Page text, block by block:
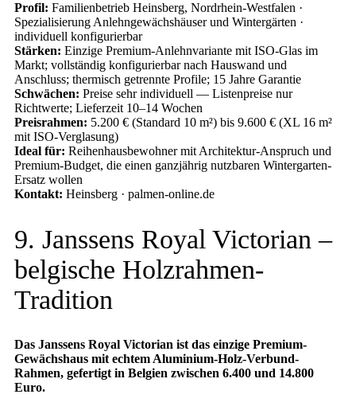
Profil: Familienbetrieb Heinsberg, Nordrhein-Westfalen ·
Spezialisierung Anlehngewächshäuser und Wintergärten ·
individuell konfigurierbar
Stärken: Einzige Premium-Anlehnvariante mit ISO-Glas im
Markt; vollständig konfigurierbar nach Hauswand und
Anschluss; thermisch getrennte Profile; 15 Jahre Garantie
Schwächen: Preise sehr individuell — Listenpreise nur
Richtwerte; Lieferzeit 10–14 Wochen
Preisrahmen: 5.200 € (Standard 10 m²) bis 9.600 € (XL 16 m²
mit ISO-Verglasung)
Ideal für: Reihenhausbewohner mit Architektur-Anspruch und
Premium-Budget, die einen ganzjährig nutzbaren Wintergarten-
Ersatz wollen
Kontakt: Heinsberg · palmen-online.de
9. Janssens Royal Victorian –
belgische Holzrahmen-
Tradition
Das Janssens Royal Victorian ist das einzige Premium-
Gewächshaus mit echtem Aluminium-Holz-Verbund-
Rahmen, gefertigt in Belgien zwischen 6.400 und 14.800
Euro.